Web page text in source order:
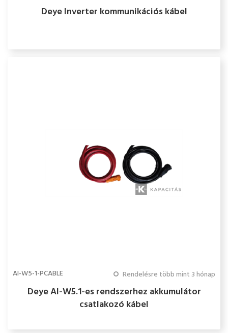
Deye Inverter kommunikációs kábel
AI-W5-1-PCABLE Rendelésre több mint 3 hónap
Deye AI-W5.1-es rendszerhez akkumulátor
csatlakozó kábel